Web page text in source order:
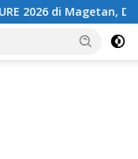
Dorong Inovasi